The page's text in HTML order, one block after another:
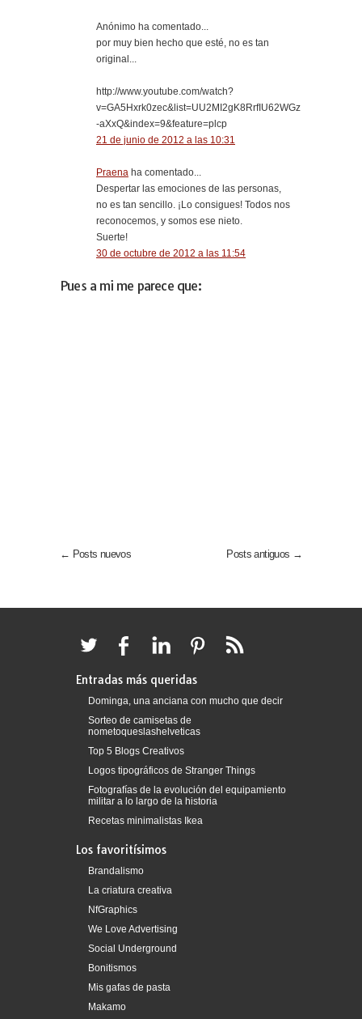
Anónimo ha comentado...
por muy bien hecho que esté, no es tan
original...
http://www.youtube.com/watch?
v=GA5Hxrk0zec&list=UU2MI2gK8RrfIU62WGz
-aXxQ&index=9&feature=plcp
21 de junio de 2012 a las 10:31
Praena ha comentado...
Despertar las emociones de las personas,
no es tan sencillo. ¡Lo consigues! Todos nos
reconocemos, y somos ese nieto.
Suerte!
30 de octubre de 2012 a las 11:54
Pues a mi me parece que:
← Posts nuevos Posts antiguos →
Entradas más queridas
Dominga, una anciana con mucho que decir
Sorteo de camisetas de
nometoqueslashelveticas
Top 5 Blogs Creativos
Logos tipográficos de Stranger Things
Fotografías de la evolución del equipamiento
militar a lo largo de la historia
Recetas minimalistas Ikea
Los favoritísimos
Brandalismo
La criatura creativa
NfGraphics
We Love Advertising
Social Underground
Bonitismos
Mis gafas de pasta
Makamo